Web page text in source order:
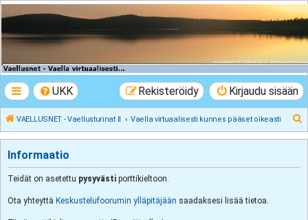
VAELLUSNET -
Vaellusturinat II
UKK Kirjaudu sisään
Rekisteröidy
VAELLUSNET - Vaellusturinat II Vaella virtuaalisesti kunnes pääset oikeasti
Informaatio
Teidät on asetettu pysyvästi porttikieltoon.
Ota yhteyttä Keskustelufoorumin ylläpitäjään saadaksesi lisää tietoa.